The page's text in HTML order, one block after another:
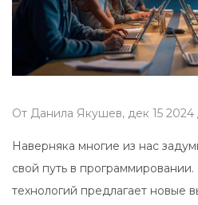
От Данила Якушев, дек 15 2024
Наверняка многие из нас
свой путь в
технологий предлагает новые